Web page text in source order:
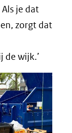
je dat
zorgt dat
de wijk.’